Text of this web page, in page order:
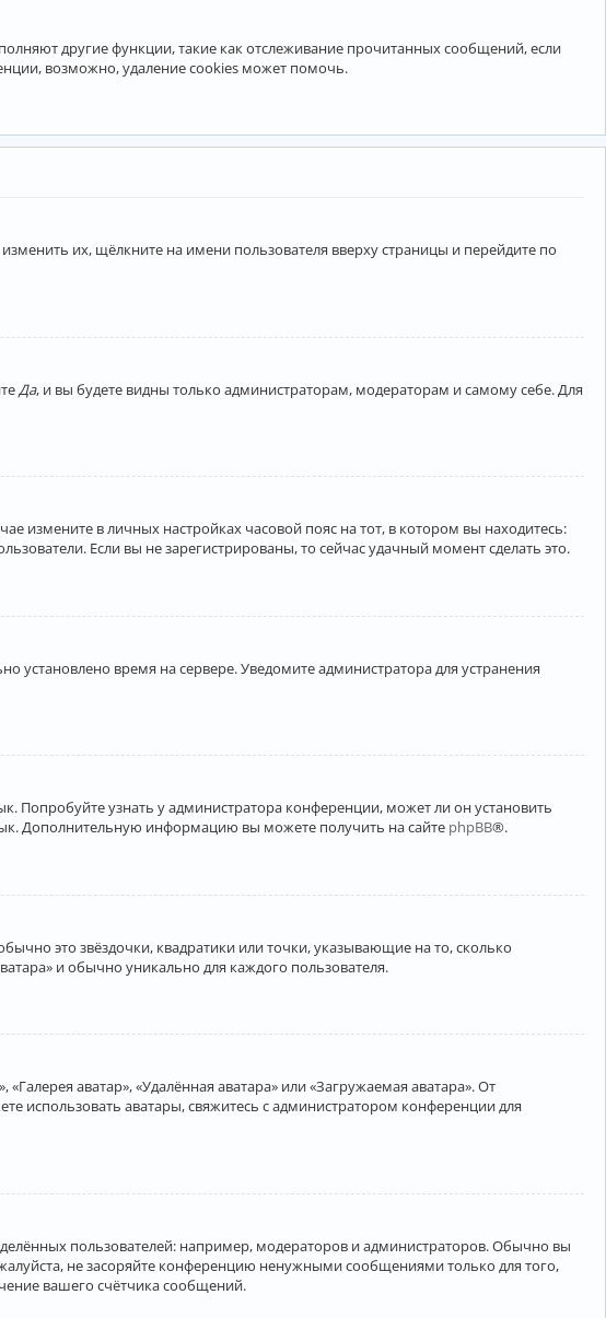
другие функции, такие как отслеживание прочитанных сообщений, если
возможно, удаление cookies может помочь.
их, щёлкните на имени пользователя вверху страницы и перейдите по
Да, и вы будете видны только администраторам, модераторам и самому себе. Для
измените в личных настройках часовой пояс на тот, в котором вы находитесь:
Если вы не зарегистрированы, то сейчас удачный момент сделать это.
установлено время на сервере. Уведомите администратора для устранения
Попробуйте узнать у администратора конференции, может ли он установить
Дополнительную информацию вы можете получить на сайте phpBB®.
это звёздочки, квадратики или точки, указывающие на то, сколько
и обычно уникально для каждого пользователя.
аватар», «Удалённая аватара» или «Загружаемая аватара». От
использовать аватары, свяжитесь с администратором конференции для
пользователей: например, модераторов и администраторов. Обычно вы
не засоряйте конференцию ненужными сообщениями только для того,
вашего счётчика сообщений.